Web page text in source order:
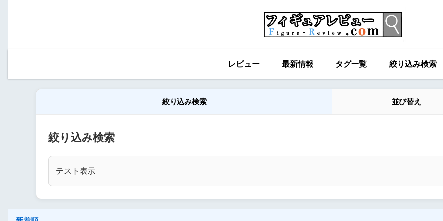
レビュー 最新情報 タグ一覧 絞り込み検索
絞り込み検索 並び替え
絞り込み検索
テスト表示